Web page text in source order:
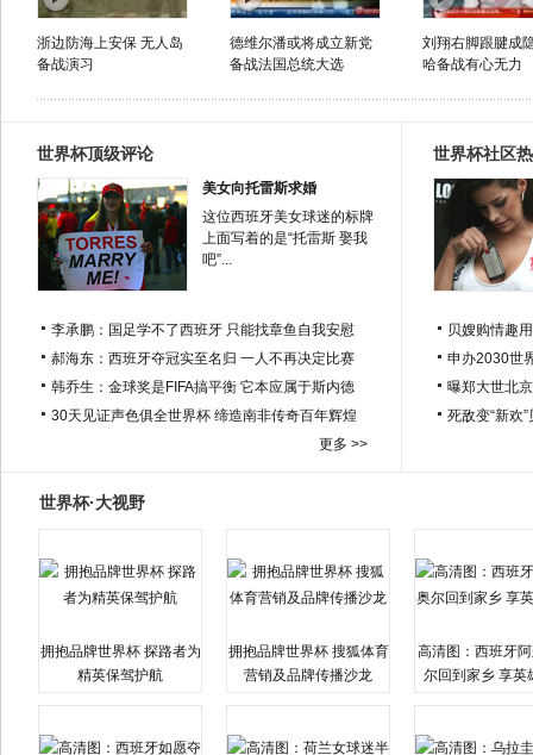
浙边防海上安保 无人岛
备战演习
德维尔潘或将成立新党
备战法国总统大选
刘翔右脚跟腱成
哈备战有心无力
世界杯顶级评论
美女向托雷斯求婚
这位西班牙美女球迷的标牌
上面写着的是“托雷斯 娶我
吧”...
李承鹏：国足学不了西班牙 只能找章鱼自我安慰
郝海东：西班牙夺冠实至名归 一人不再决定比赛
韩乔生：金球奖是FIFA搞平衡 它本应属于斯内德
30天见证声色俱全世界杯 缔造南非传奇百年辉煌
更多 >>
世界杯社区
贝嫂购情趣
申办2030世
曝郑大世北
死敌变“新欢
世界杯·大视野
拥抱品牌世界杯 探路者为
精英保驾护航
拥抱品牌世界杯 搜狐体育
营销及品牌传播沙龙
高清图：西班牙
尔回到家乡 享英